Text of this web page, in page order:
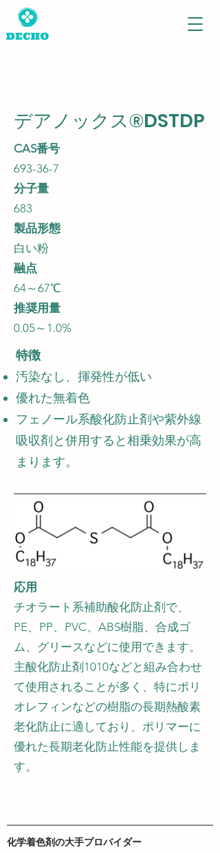
デアノックス®DSTDP
CAS番号
693-36-7
分子量
683
製品形態
白い粉
融点
64～67℃
推奨用量
0.05～1.0%
特徴
汚染なし、揮発性が低い
優れた無着色
フェノール系酸化防止剤や紫外線
吸収剤と併用すると相乗効果が高
まります。
応用
チオラート系補助酸化防止剤で、
PE、PP、PVC、ABS樹脂、合成ゴ
ム、グリースなどに使用できます。
主酸化防止剤1010などと組み合わせ
て使用されることが多く、特にポリ
オレフィンなどの樹脂の長期熱酸素
老化防止に適しており、ポリマーに
優れた長期老化防止性能を提供しま
す。
化学着色剤の大手プロバイダー